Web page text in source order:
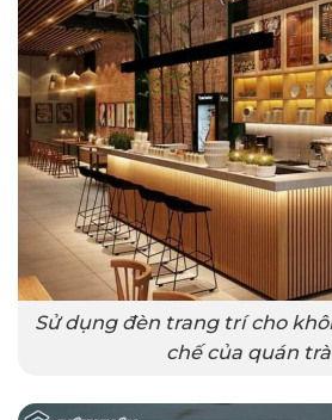
Sử dụng đèn trang trí cho
chế của quán